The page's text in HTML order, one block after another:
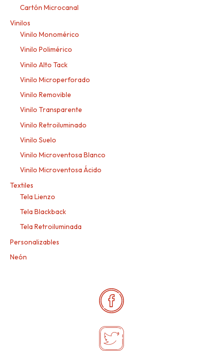
Cartón Microcanal
Vinilos
Vinilo Monomérico
Vinilo Polimérico
Vinilo Alto Tack
Vinilo Microperforado
Vinilo Removible
Vinilo Transparente
Vinilo Retroiluminado
Vinilo Suelo
Vinilo Microventosa Blanco
Vinilo Microventosa Ácido
Textiles
Tela Lienzo
Tela Blackback
Tela Retroiluminada
Personalizables
Neón